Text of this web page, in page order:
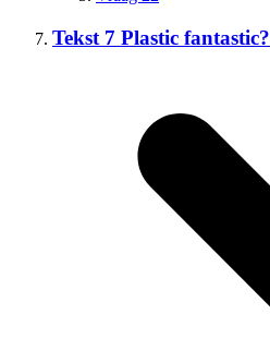
Tekst 7 Plastic fantastic?